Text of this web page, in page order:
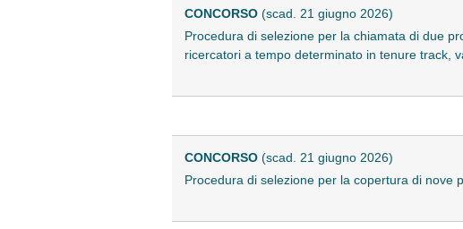
CONCORSO (scad. 21 giugno 2026)
Procedura di selezione per la chiamata di due
ricercatori a tempo determinato in tenure track,
CONCORSO (scad. 21 giugno 2026)
Procedura di selezione per la copertura di nove